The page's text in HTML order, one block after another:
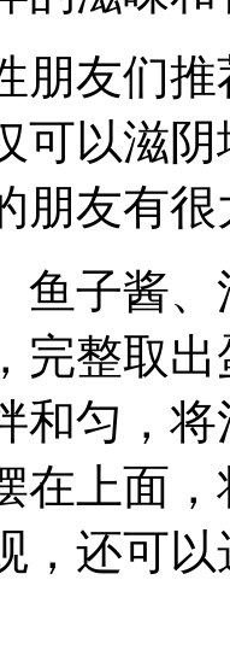
友们推
可以滋
朋友有
子酱、
完整取
和匀，
在上面
，还可